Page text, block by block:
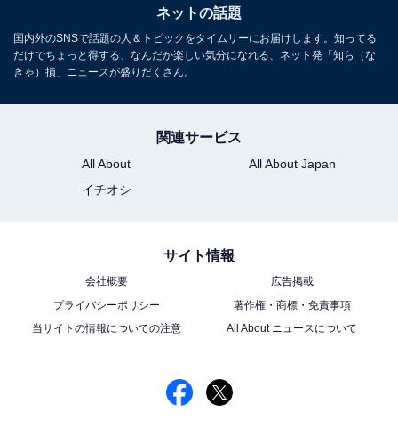
ネットの話題
国内外のSNSで話題の人＆トピックをタイムリーにお届けします。知ってる
だけでちょっと得する、なんだか楽しい気分になれる、ネット発「知ら（な
きゃ）損」ニュースが盛りだくさん。
関連サービス
All About
All About Japan
イチオシ
サイト情報
会社概要
広告掲載
プライバシーポリシー
著作権・商標・免責事項
当サイトの情報についての注意
All About ニュースについて